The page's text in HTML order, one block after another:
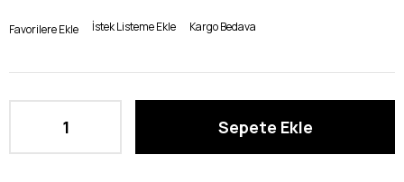
Favorilere Ekle İstek Listeme Ekle Kargo Bedava